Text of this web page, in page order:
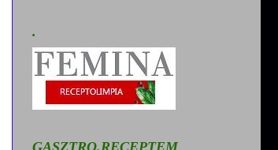
.
GASZTRO.RECEPTEM